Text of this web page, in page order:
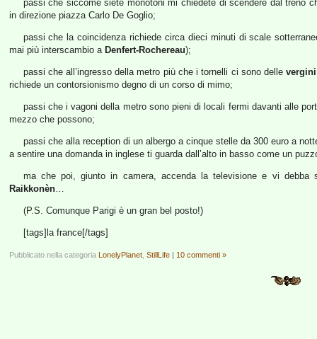
passi che siccome siete monotoni mi chiedete di scendere dal treno
in direzione piazza Carlo De Goglio;
passi che la coincidenza richiede circa dieci minuti di scale
mai più interscambio a Denfert-Rochereau);
passi che all’ingresso della metro più che i tornelli ci sono delle
richiede un contorsionismo degno di un corso di mimo;
passi che i vagoni della metro sono pieni di locali fermi davanti alle
mezzo che possono;
passi che alla reception di un albergo a cinque stelle da 300 euro a
a sentire una domanda in inglese ti guarda dall’alto in basso come un
ma che poi, giunto in camera, accenda la televisione e vi
Raikkonèn…
(P.S. Comunque Parigi è un gran bel posto!)
[tags]la france[/tags]
Pubblicato nella categoria LonelyPlanet StillLife | 10 commenti »